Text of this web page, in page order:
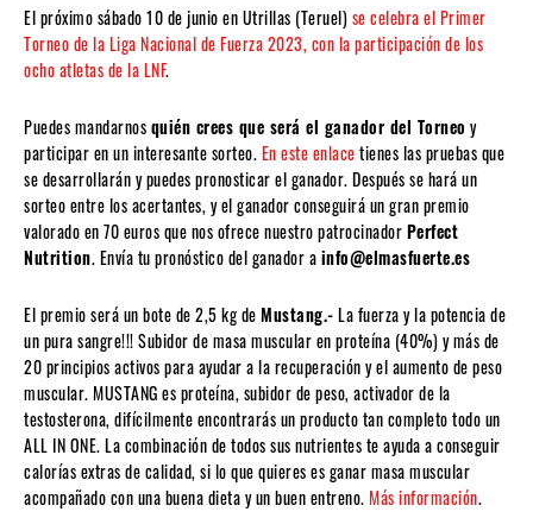
El próximo sábado 10 de junio en Utrillas (Teruel)se celebra el Primer
Torneo de la Liga Nacional de Fuerza 2023, con la participación de los
ocho atletas de la LNF.
Puedes mandarnosquién crees que será el ganador del Torneo y
participar en un interesante sorteo.En este enlacetienes las pruebas que
se desarrollarán y puedes pronosticar el ganador. Después se hará un
sorteo entre los acertantes, y el ganador conseguirá un gran premio
valorado en 70 euros que nos ofrece nuestro patrocinadorPerfect
Nutrition. Envía tu pronóstico del ganador ainfo@elmasfuerte.es
El premio será un bote de 2,5 kg deMustang.-La fuerza y la potencia de
un pura sangre!!! Subidor de masa muscular en proteína (40%) y más de
20 principios activos para ayudar a la recuperación y el aumento de peso
muscular. MUSTANG es proteína, subidor de peso, activador de la
testosterona, difícilmente encontrarás un producto tan completo todo un
ALL IN ONE. La combinación de todos sus nutrientes te ayuda a conseguir
calorías extras de calidad, si lo que quieres es ganar masa muscular
acompañado con una buena dieta y un buen entreno.Más información.